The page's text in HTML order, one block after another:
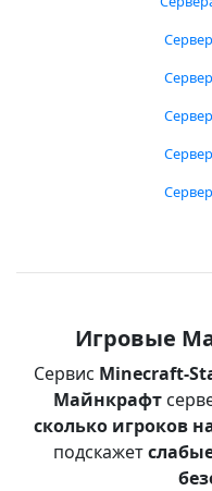
Игровые
Сервис Minecraft-
Майнкрафт
сколько игроков
подскажет